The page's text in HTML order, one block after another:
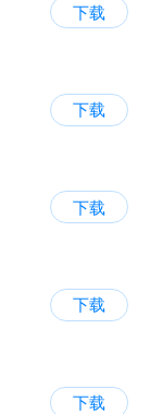
下载
下载
下载
下载
下载